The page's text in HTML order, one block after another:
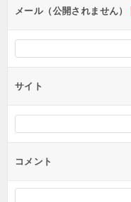
ンメール（公開されません）
サイト
コメント